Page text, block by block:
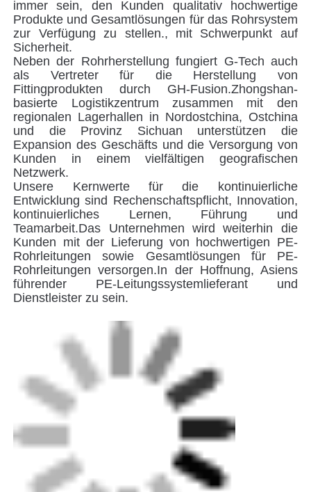
Umbauten:
Elektrofusionshülle
Elektrofusionsrohrfittings
Elektrofusion REDUKTION TEE
Erhalten Sie den besten Preis für
Multi Seal Bypass PE-
Polyethylen-
Elektrofusionsrohr-Fittings
Schweißbare Hülle / Gelenk